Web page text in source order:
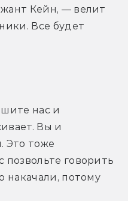
Кейн, — велит
Все будет
нас и
Вы и
Это тоже
позвольте говорить
накачали, потому